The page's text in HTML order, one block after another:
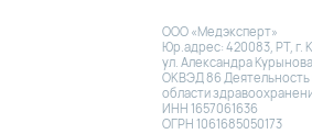
ООО «Медэксперт»
Юр.адрес: 420083, РТ, г.
ул. Александра
ОКВЭД 86 Деятельность
области
ИНН 1657061636
ОГРН 1061685050173